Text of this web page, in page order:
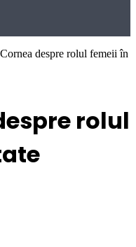
despre rolul femeii în
rolul